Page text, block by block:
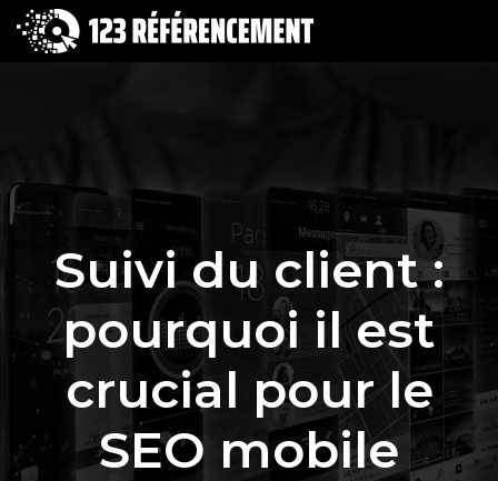
Suivi du client :
pourquoi il est
crucial pour le
SEO mobile